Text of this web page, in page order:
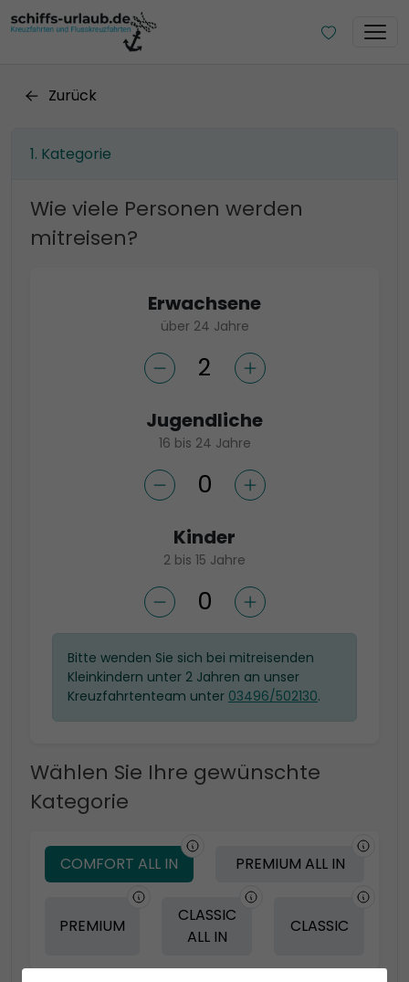
Zurück
Kategorie
Wie viele Personen werden
mitreisen?
Erwachsene
über 24 Jahre
Jugendliche
16 bis 24 Jahre
Kinder
2 bis 15 Jahre
Bitte wenden Sie sich bei mitreisenden
Kleinkindern unter 2 Jahren an unser
Kreuzfahrtenteam unter 03496/502130.
Wählen Sie Ihre gewünschte
Kategorie
COMFORT ALL IN PREMIUM ALL IN
PREMIUM
CLASSIC
ALL IN
CLASSIC